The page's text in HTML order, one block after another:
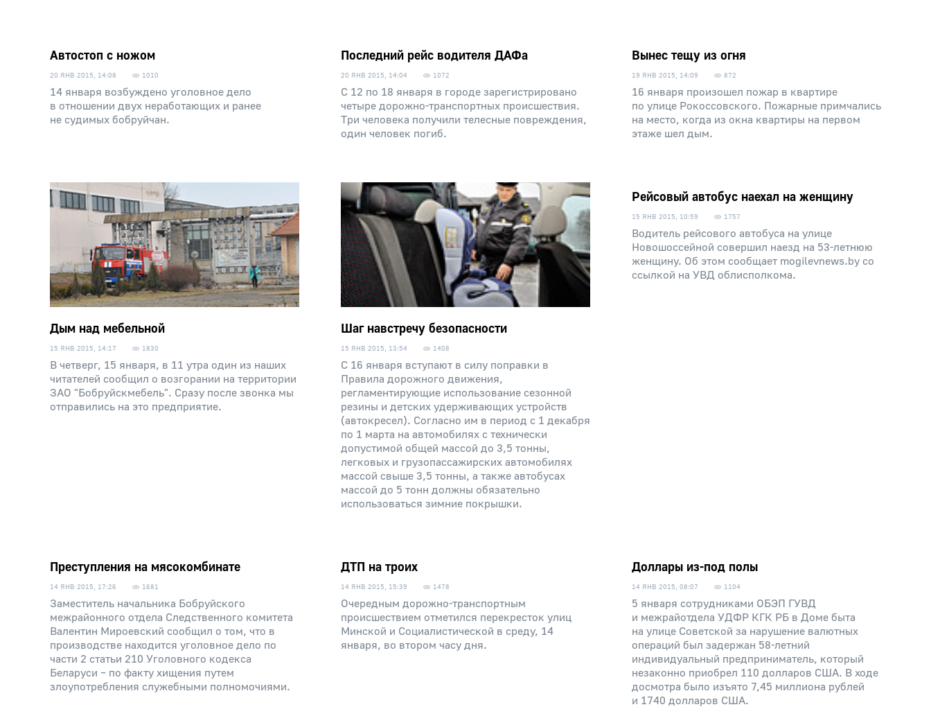
Автостоп с ножом
20 ЯНВ 2015, 14:08 1010
14 января возбуждено уголовное дело
в отношении двух неработающих и ранее
не судимых бобруйчан.
Последний рейс водителя ДАФа
20 ЯНВ 2015, 14:04 1072
С 12 по 18 января в городе зарегистрировано
четыре дорожно-транспортных происшествия.
Три человека получили телесные повреждения,
один человек погиб.
Вынес тещу из огня
19 ЯНВ 2015, 14:09 872
16 января произошел пожар в квартире
по улице Рокоссовского. Пожарные примчались
на место, когда из окна квартиры на первом
этаже шел дым.
Дым над мебельной
15 ЯНВ 2015, 14:17 1830
В четверг, 15 января, в 11 утра один из наших
читателей сообщил о возгорании на территории
ЗАО "Бобруйскмебель". Сразу после звонка мы
отправились на это предприятие.
Шаг навстречу безопасности
15 ЯНВ 2015, 13:54 1408
С 16 января вступают в силу поправки в
Правила дорожного движения,
регламентирующие использование сезонной
резины и детских удерживающих устройств
(автокресел). Согласно им в период с 1 декабря
по 1 марта на автомобилях с технически
допустимой общей массой до 3,5 тонны,
легковых и грузопассажирских автомобилях
массой свыше 3,5 тонны, а также автобусах
массой до 5 тонн должны обязательно
использоваться зимние покрышки.
Рейсовый автобус наехал на женщину
15 ЯНВ 2015, 10:59 1757
Водитель рейсового автобуса на улице
Новошоссейной совершил наезд на 53-летнюю
женщину. Об этом сообщает mogilevnews.by со
ссылкой на УВД облисполкома.
Преступления на мясокомбинате
14 ЯНВ 2015, 17:26 1681
Заместитель начальника Бобруйского
межрайонного отдела Следственного комитета
Валентин Мироевский сообщил о том, что в
производстве находится уголовное дело по
части 2 статьи 210 Уголовного кодекса
Беларуси – по факту хищения путем
злоупотребления служебными полномочиями.
ДТП на троих
14 ЯНВ 2015, 15:39 1478
Очередным дорожно-транспортным
происшествием отметился перекресток улиц
Минской и Социалистической в среду, 14
января, во втором часу дня.
Доллары из-под полы
14 ЯНВ 2015, 08:07 1104
5 января сотрудниками ОБЭП ГУВД
и межрайотдела УДФР КГК РБ в Доме быта
на улице Советской за нарушение валютных
операций был задержан 58-летний
индивидуальный предприниматель, который
незаконно приобрел 110 долларов США. В ходе
досмотра было изъято 7,45 миллиона рублей
и 1740 долларов США.